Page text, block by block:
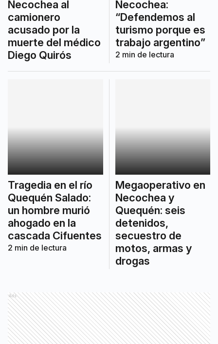
Necochea al
camionero
acusado por la
muerte del médico
Diego Quirós
Necochea:
“Defendemos al
turismo porque es
trabajo argentino”
2 min de lectura
Tragedia en el río
Quequén Salado:
un hombre murió
ahogado en la
cascada Cifuentes
2 min de lectura
Megaoperativo en
Necochea y
Quequén: seis
detenidos,
secuestro de
motos, armas y
drogas
Ads